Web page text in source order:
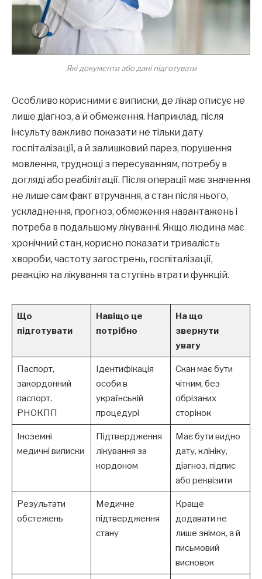
Які документи або дані підготувати
Особливо корисними є виписки, де лікар описує не
лише діагноз, а й обмеження. Наприклад, після
інсульту важливо показати не тільки дату
госпіталізації, а й залишковий парез, порушення
мовлення, труднощі з пересуванням, потребу в
догляді або реабілітації. Після операції має значення
не лише сам факт втручання, а стан після нього,
ускладнення, прогноз, обмеження навантажень і
потреба в подальшому лікуванні. Якщо людина має
хронічний стан, корисно показати тривалість
хвороби, частоту загострень, госпіталізації,
реакцію на лікування та ступінь втрати функцій.
Що
підготувати
Навіщо це
потрібно
На що
звернути
увагу
Паспорт,
закордонний
паспорт,
РНОКПП
Ідентифікація
особи в
українській
процедурі
Скан має бути
чітким, без
обрізаних
сторінок
Іноземні
медичні виписки
Підтвердження
лікування за
кордоном
Має бути видно
дату, клініку,
діагноз, підпис
або реквізити
Результати
обстежень
Медичне
підтвердження
стану
Краще
додавати не
лише знімок, а й
письмовий
висновок